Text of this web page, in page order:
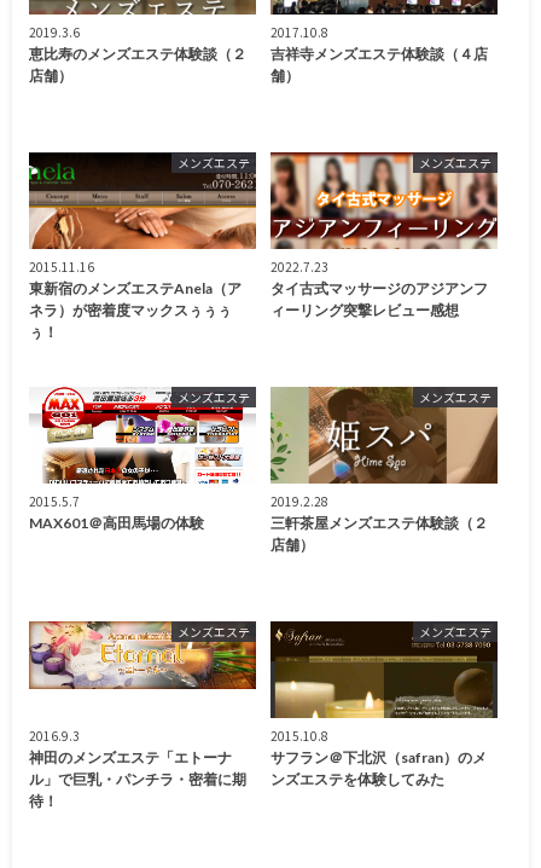
2019.3.6
恵比寿のメンズエステ体験談（２
店舗）
2017.10.8
吉祥寺メンズエステ体験談（４店
舗）
メンズエステ
2015.11.16
東新宿のメンズエステAnela（ア
ネラ）が密着度マックスぅぅぅ
ぅ！
メンズエステ
2022.7.23
タイ古式マッサージのアジアンフ
ィーリング突撃レビュー感想
メンズエステ
2015.5.7
MAX601＠高田馬場の体験
メンズエステ
2019.2.28
三軒茶屋メンズエステ体験談（２
店舗）
メンズエステ
2016.9.3
神田のメンズエステ「エトーナ
ル」で巨乳・パンチラ・密着に期
待！
メンズエステ
2015.10.8
サフラン＠下北沢（safran）のメ
ンズエステを体験してみた